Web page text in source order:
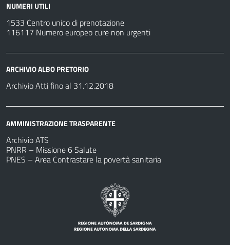
NUMERI UTILI
1533 Centro unico di prenotazione
116117 Numero europeo cure non urgenti
ARCHIVIO ALBO PRETORIO
Archivio Atti fino al 31.12.2018
AMMINISTRAZIONE TRASPARENTE
Archivio ATS
PNRR – Missione 6 Salute
PNES – Area Contrastare la povertà sanitaria